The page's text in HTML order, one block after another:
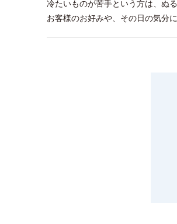
冷たいものが苦手という方は、ぬ
お客様のお好みや、その日の気分